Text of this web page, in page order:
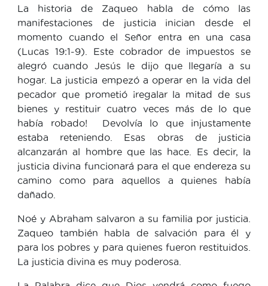
La historia de Zaqueo habla de cómo las
manifestaciones de justicia inician desde el
momento cuando el Señor entra en una casa
(Lucas 19:1-9). Este cobrador de impuestos se
alegró cuando Jesús le dijo que llegaría a su
hogar. La justicia empezó a operar en la vida del
pecador que prometió ¡regalar la mitad de sus
bienes y restituir cuatro veces más de lo que
había robado! Devolvía lo que injustamente
estaba reteniendo. Esas obras de justicia
alcanzarán al hombre que las hace. Es decir, la
justicia divina funcionará para el que endereza su
camino como para aquellos a quienes había
dañado.
Noé y Abraham salvaron a su familia por justicia.
Zaqueo también habla de salvación para él y
para los pobres y para quienes fueron restituidos.
La justicia divina es muy poderosa.